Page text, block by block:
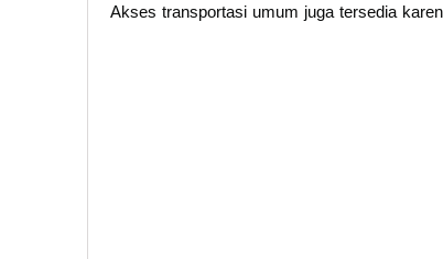
Akses transportasi umum juga tersedia